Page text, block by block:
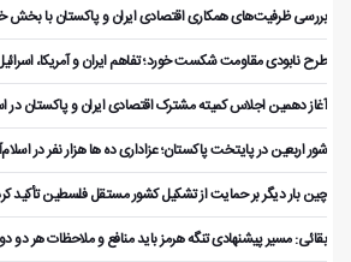
بررسی ظرفیت‌های همکاری اقتصادی ایران و پاکستان با
طرح نابودی مقاومت شکست خورد؛ تفاهم ایران و آمریکا، اسرائیل
آغاز دهمین اجلاس کمیته مشترک اقتصادی ایران و پاکستان در
شور اربعین در پایتخت پاکستان؛ عزاداری ده ها هزار نفر در
چین بار دیگر بر حمایت از تشکیل کشور مستقل فلسطین تأکید
بقائی: مسیر پیشنهادی تنگه هرمز باید منافع و ملاحظات هر دو